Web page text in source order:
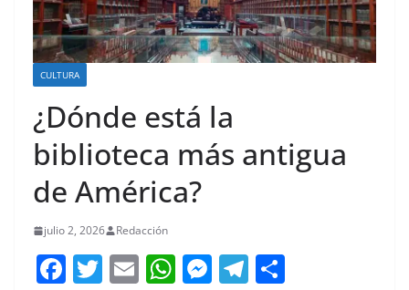
CULTURA
¿Dónde está la
biblioteca más antigua
de América?
julio 2, 2026 Redacción
F T E W M T